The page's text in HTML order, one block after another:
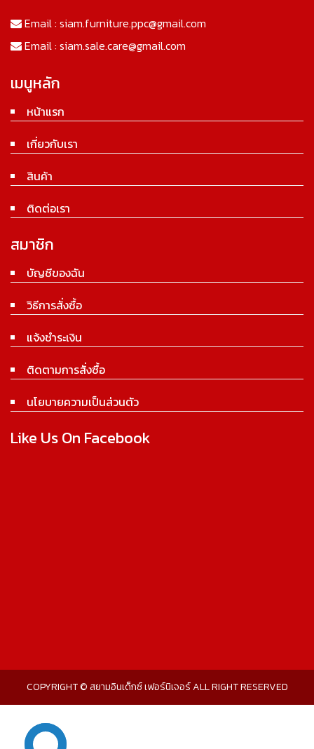
Email : siam.furniture.ppc@gmail.com
Email : siam.sale.care@gmail.com
เมนูหลัก
หน้าแรก
เกี่ยวกับเรา
สินค้า
ติดต่อเรา
สมาชิก
บัญชีของฉัน
วิธีการสั่งซื้อ
แจ้งชำระเงิน
ติดตามการสั่งซื้อ
นโยบายความเป็นส่วนตัว
Like Us On Facebook
COPYRIGHT © สยามอินเด็กซ์ เฟอร์นิเจอร์ ALL RIGHT RESERVED